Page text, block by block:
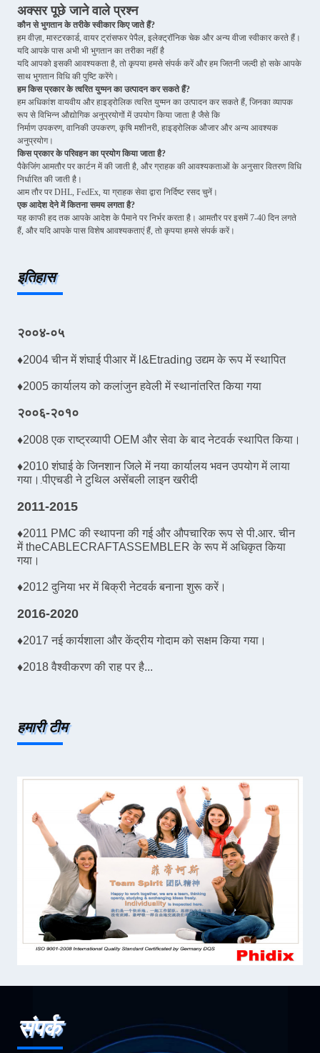
अक्सर पूछे जाने वाले प्रश्न
कौन से भुगतान के तरीके स्वीकार किए जाते हैं?
हम वीज़ा, मास्टरकार्ड, वायर ट्रांसफर पेपैल, इलेक्ट्रॉनिक चेक और अन्य वीजा स्वीकार करते हैं।
यदि आपके पास अभी भी भुगतान का तरीका नहीं है
यदि आपको इसकी आवश्यकता है, तो कृपया हमसे संपर्क करें और हम जितनी जल्दी हो सके आपके
साथ भुगतान विधि की पुष्टि करेंगे।
हम किस प्रकार के त्वरित युग्मन का उत्पादन कर सकते हैं?
हम अधिकांश वायवीय और हाइड्रोलिक त्वरित युग्मन का उत्पादन कर सकते हैं, जिनका व्यापक
रूप से विभिन्न औद्योगिक अनुप्रयोगों में उपयोग किया जाता है जैसे कि
निर्माण उपकरण, वानिकी उपकरण, कृषि मशीनरी, हाइड्रोलिक औजार और अन्य आवश्यक
अनुप्रयोग।
किस प्रकार के परिवहन का प्रयोग किया जाता है?
पैकेजिंग आमतौर पर कार्टन में की जाती है, और ग्राहक की आवश्यकताओं के अनुसार वितरण विधि
निर्धारित की जाती है।
आम तौर पर DHL, FedEx, या ग्राहक सेवा द्वारा निर्दिष्ट रसद चुनें।
एक आदेश देने में कितना समय लगता है?
यह काफी हद तक आपके आदेश के पैमाने पर निर्भर करता है। आमतौर पर इसमें 7-40 दिन लगते
हैं, और यदि आपके पास विशेष आवश्यकताएं हैं, तो कृपया हमसे संपर्क करें।
इतिहास
२००४-०५
♦2004 चीन में शंघाई पीआर में l&Etrading उद्यम के रूप में स्थापित
♦2005 कार्यालय को कलांजुन हवेली में स्थानांतरित किया गया
२००६-२०१०
♦2008 एक राष्ट्रव्यापी OEM और सेवा के बाद नेटवर्क स्थापित किया।
♦2010 शंघाई के जिनशान जिले में नया कार्यालय भवन उपयोग में लाया
गया। .पीएचडी ने टुथिल असेंबली लाइन खरीदी
2011-2015
♦2011 PMC की स्थापना की गई और औपचारिक रूप से पी.आर. चीन
में theCABLECRAFTASSEMBLER के रूप में अधिकृत किया
गया।
♦2012 दुनिया भर में बिक्री नेटवर्क बनाना शुरू करें।
2016-2020
♦2017 नई कार्यशाला और केंद्रीय गोदाम को सक्षम किया गया।
♦2018 वैश्वीकरण की राह पर है...
हमारी टीम
संपर्क